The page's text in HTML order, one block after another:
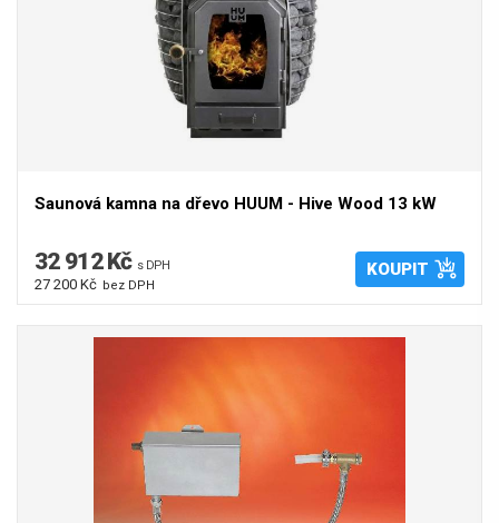
Saunová kamna na dřevo HUUM - Hive Wood 13 kW
32 912 Kč s DPH
27 200 Kč bez DPH
KOUPIT